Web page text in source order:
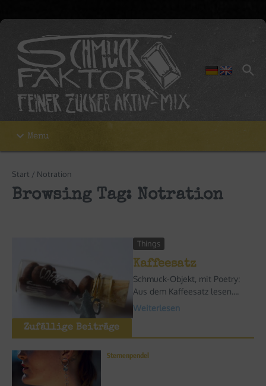
Zum Inhalt springen
Menu
Start / Notration
Browsing Tag: Notration
Things
Kaffeesatz
Schmuck-Objekt, mit Poetry:
Aus dem Kaffeesatz lesen....
Weiterlesen
Zufällige Beiträge
Sternenpendel